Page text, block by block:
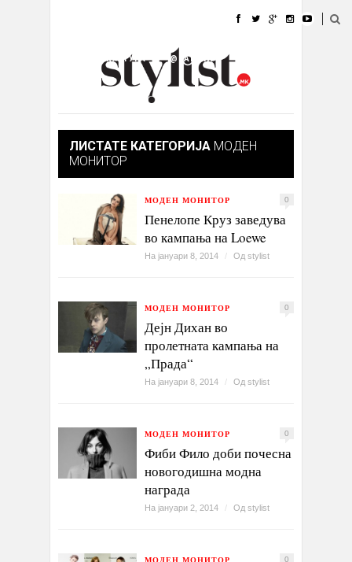
УБАВИНА
КУЛТУРА @РАБОТА
ИЗЛОГ
ЛИСТАТЕ КАТЕГОРИЈА МОДЕН
МОНИТОР
МОДЕН МОНИТОР 0
Пенелопе Круз заведува
во кампања на Loewe
На јануари 8, 2014 / Од stylist
МОДЕН МОНИТОР 0
Дејн Дихан во
пролетната кампања на
„Прада“
На јануари 8, 2014 / Од stylist
МОДЕН МОНИТОР 0
Фиби Фило доби почесна
новогодишна модна
награда
На јануари 2, 2014 / Од stylist
МОДЕН МОНИТОР 0